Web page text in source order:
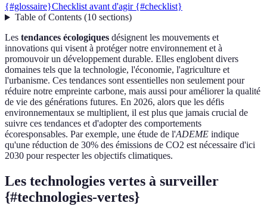
{#glossaire}Checklist avant d'agir {#checklist}
Table of Contents(10 sections)
Les tendances écologiques désignent les mouvements et
innovations qui visent à protéger notre environnement et à
promouvoir un développement durable. Elles englobent divers
domaines tels que la technologie, l'économie, l'agriculture et
l'urbanisme. Ces tendances sont essentielles non seulement pour
réduire notre empreinte carbone, mais aussi pour améliorer la qualité
de vie des générations futures. En 2026, alors que les défis
environnementaux se multiplient, il est plus que jamais crucial de
suivre ces tendances et d'adopter des comportements
écoresponsables. Par exemple, une étude de l'ADEME indique
qu'une réduction de 30% des émissions de CO2 est nécessaire d'ici
2030 pour respecter les objectifs climatiques.
Les technologies vertes à surveiller
{#technologies-vertes}